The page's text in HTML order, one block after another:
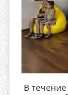
В течение